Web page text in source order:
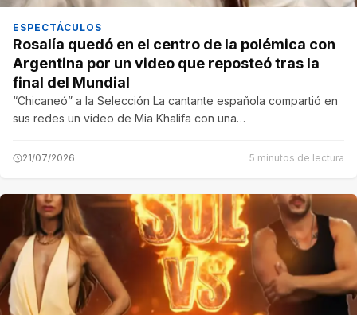
ESPECTÁCULOS
Rosalía quedó en el centro de la polémica con
Argentina por un video que reposteó tras la
final del Mundial
“Chicaneó” a la Selección La cantante española compartió en
sus redes un video de Mia Khalifa con una…
21/07/2026 5 minutos de lectura